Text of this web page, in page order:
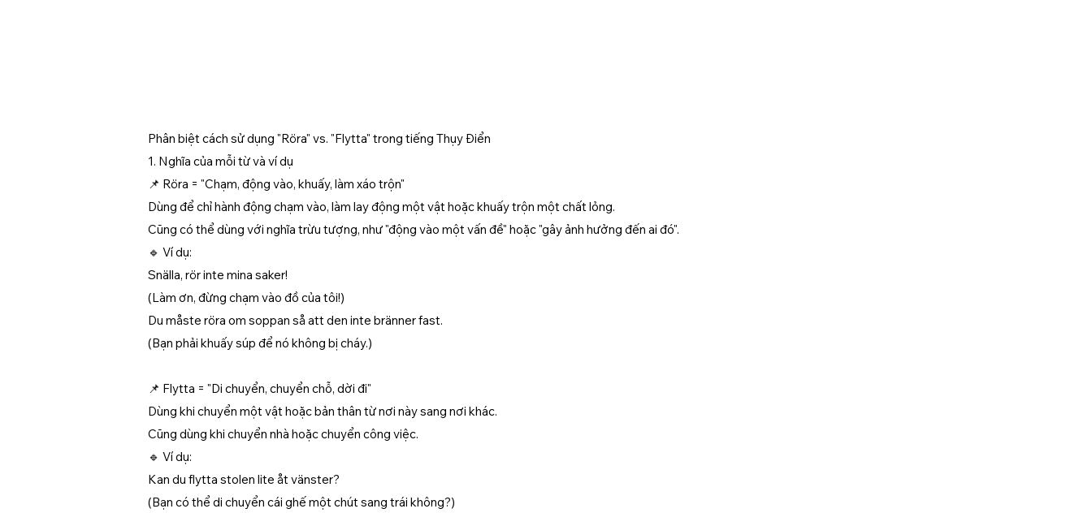
Phân biệt cách sử dụng "Röra" vs. "Flytta" trong tiếng Thụy Điển
1. Nghĩa của mỗi từ và ví dụ
📌 Röra = "Chạm, động vào, khuấy, làm xáo trộn"
Dùng để chỉ hành động chạm vào, làm lay động một vật hoặc khuấy trộn một chất lỏng.
Cũng có thể dùng với nghĩa trừu tượng, như "động vào một vấn đề" hoặc "gây ảnh hưởng đến ai đó".
🔹 Ví dụ:
Snälla, rör inte mina saker!
(Làm ơn, đừng chạm vào đồ của tôi!)
Du måste röra om soppan så att den inte bränner fast.
(Bạn phải khuấy súp để nó không bị cháy.)
📌 Flytta = "Di chuyển, chuyển chỗ, dời đi"
Dùng khi chuyển một vật hoặc bản thân từ nơi này sang nơi khác.
Cũng dùng khi chuyển nhà hoặc chuyển công việc.
🔹 Ví dụ:
Kan du flytta stolen lite åt vänster?
(Bạn có thể di chuyển cái ghế một chút sang trái không?)